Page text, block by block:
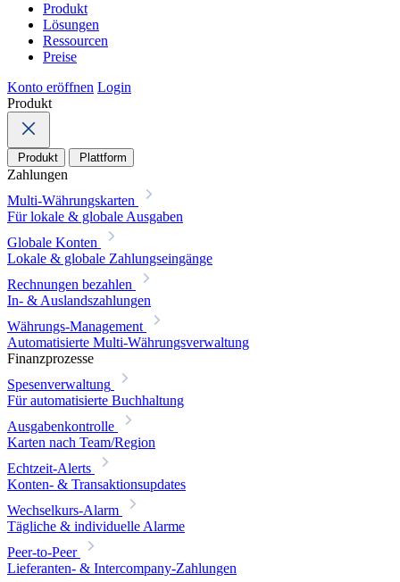
Produkt
Lösungen
Ressourcen
Preise
Konto eröffnen Login
Produkt
Produkt Plattform
Zahlungen
Multi-Währungskarten
Für lokale & globale Ausgaben
Globale Konten
Lokale & globale Zahlungseingänge
Rechnungen bezahlen
In- & Auslandszahlungen
Währungs-Management
Automatisierte Multi-Währungsverwaltung
Finanzprozesse
Spesenverwaltung
Für automatisierte Buchhaltung
Ausgabenkontrolle
Karten nach Team/Region
Echtzeit-Alerts
Konten- & Transaktionsupdates
Wechselkurs-Alarm
Tägliche & individuelle Alarme
Peer-to-Peer
Lieferanten- & Intercompany-Zahlungen